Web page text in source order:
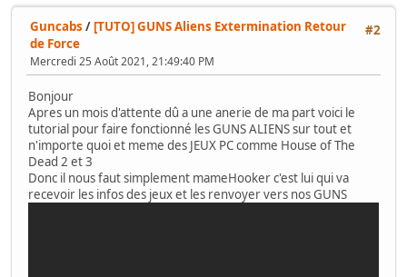
#2
Guncabs / [TUTO] GUNS Aliens Extermination Retour
de Force
Mercredi 25 Août 2021, 21:49:40 PM
Bonjour
Apres un mois d'attente dû a une anerie de ma part voici le
tutorial pour faire fonctionné les GUNS ALIENS sur tout et
n'importe quoi et meme des JEUX PC comme House of The
Dead 2 et 3
Donc il nous faut simplement mameHooker c'est lui qui va
recevoir les infos des jeux et les renvoyer vers nos GUNS